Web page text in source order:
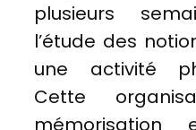
plusieurs
l’étude des
une activité
Cette